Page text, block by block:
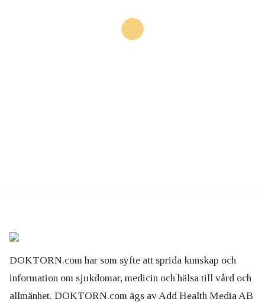
DOKTORN.com har som syfte att sprida kunskap och
information om sjukdomar, medicin och hälsa till vård och
allmänhet. DOKTORN.com ägs av Add Health Media AB